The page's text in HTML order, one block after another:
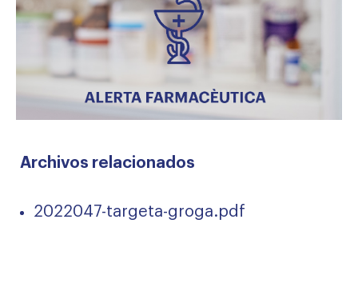
Archivos relacionados
2022047-targeta-groga.pdf